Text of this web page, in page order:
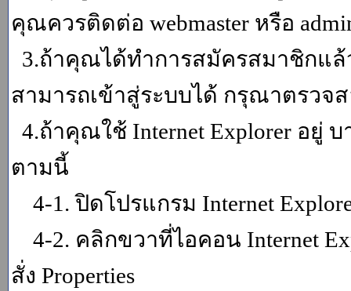
คุณควรติดต่อ webmaster หรือ
3.ถ้าคุณได้ทำการสมัครสมาชิกแ
สามารถเข้าสู่ระบบได้ กรุณาตรวจส
4.ถ้าคุณใช้ Internet Explorer อยู่
ตามนี้
4-1. ปิดโปรแกรม Internet
4-2. คลิกขวาที่ไอคอน Internet
สั่ง Properties